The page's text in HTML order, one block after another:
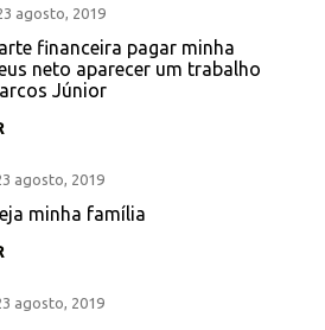
agosto, 2019
financeira pagar minha
neto aparecer um trabalho
Júnior
agosto, 2019
minha família
agosto, 2019